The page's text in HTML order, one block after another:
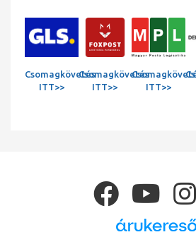
Csomagkövetés
ITT>>
Csomagkövetés
ITT>>
ITT>>